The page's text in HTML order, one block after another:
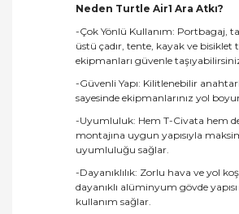
Neden Turtle Air1 Ara Atkı?
-Çok Yönlü Kullanım: Portbagaj,
üstü çadır, tente, kayak ve bisiklet
ekipmanları güvenle
-Güvenli Yapı: Kilitlenebilir
sayesinde ekipmanlarınız yol
-Uyumluluk: Hem T-Civata hem
montajına uygun yapısıyla
uyumluluğu sağlar.
-Dayanıklılık: Zorlu hava ve yol
dayanıklı alüminyum gövde
kullanım sağlar.